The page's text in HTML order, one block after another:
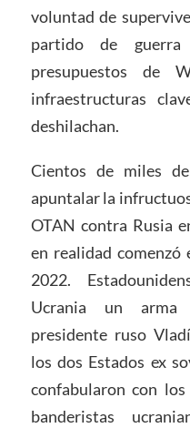
voluntad de
partido de
presupuestos de
infraestructuras
deshilachan.
Cientos de miles
apuntalar la
OTAN contra Rusia
en realidad comenzó
2022.
Ucrania un arma
presidente ruso
los dos Estados ex
confabularon con
banderistas